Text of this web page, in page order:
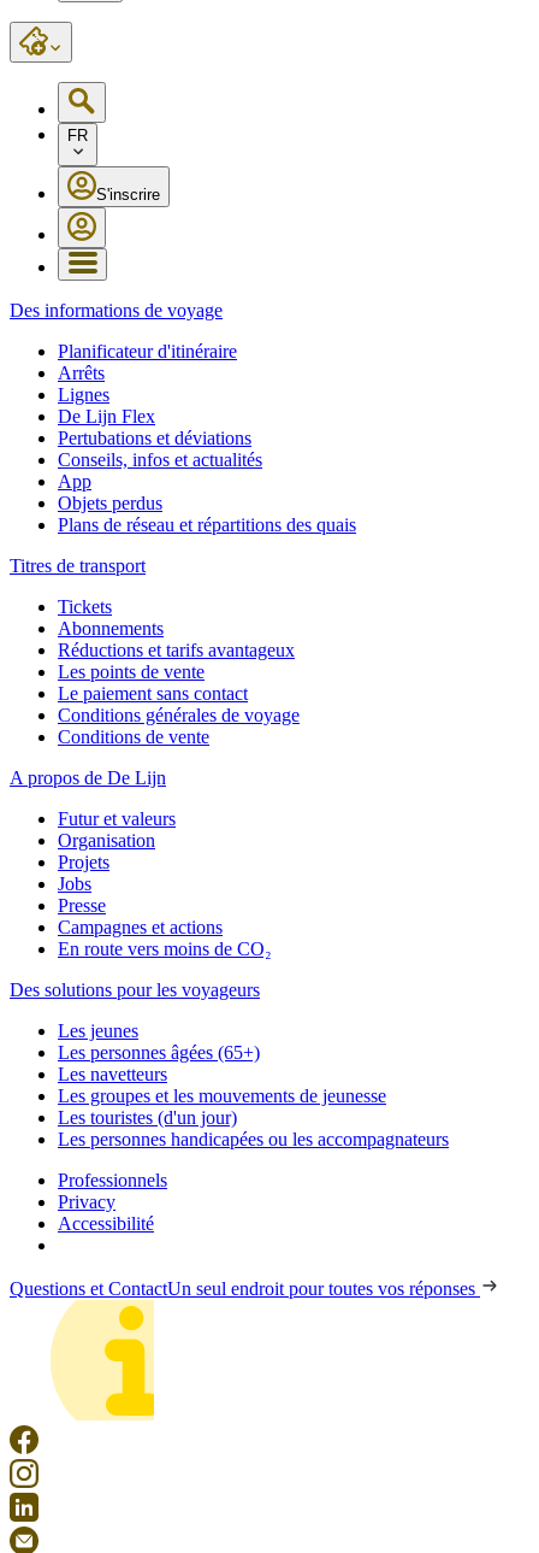
FR
S'inscrire
Des informations de voyage
Planificateur d'itinéraire
Arrêts
Lignes
De Lijn Flex
Pertubations et déviations
Conseils, infos et actualités
App
Objets perdus
Plans de réseau et répartitions des quais
Titres de transport
Tickets
Abonnements
Réductions et tarifs avantageux
Les points de vente
Le paiement sans contact
Conditions générales de voyage
Conditions de vente
A propos de De Lijn
Futur et valeurs
Organisation
Projets
Jobs
Presse
Campagnes et actions
En route vers moins de CO₂
Des solutions pour les voyageurs
Les jeunes
Les personnes âgées (65+)
Les navetteurs
Les groupes et les mouvements de jeunesse
Les touristes (d'un jour)
Les personnes handicapées ou les accompagnateurs
Professionnels
Privacy
Accessibilité
Questions et ContactUn seul endroit pour toutes vos réponses